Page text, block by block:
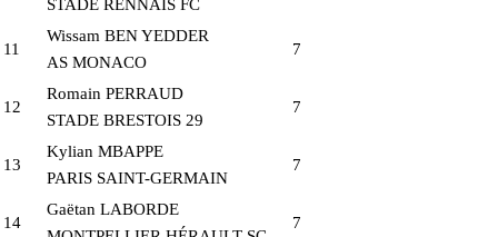
STADE RENNAIS FC
11
Wissam BEN YEDDER
AS MONACO
7
12
Romain PERRAUD
STADE BRESTOIS 29
7
13
Kylian MBAPPE
PARIS SAINT-GERMAIN
7
14
Gaëtan LABORDE
7